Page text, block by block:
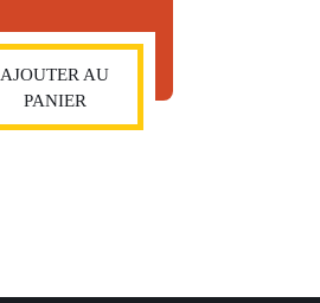
AJOUTER AU
PANIER